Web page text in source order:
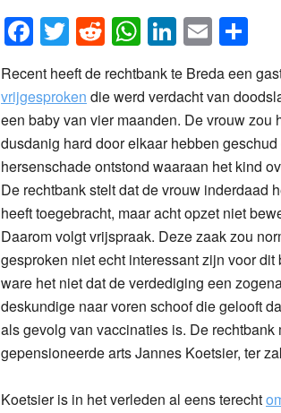
Facebook
Twitter
Reddit
WhatsApp
LinkedIn
Email
Recent heeft de rechtbank te Breda een
vrijgesproken die werd verdacht van
een baby van vier maanden. De vrouw zou
dusdanig hard door elkaar hebben geschud
hersenschade ontstond waaraan het kind
De rechtbank stelt dat de vrouw inderdaad
heeft toegebracht, maar acht opzet niet
Daarom volgt vrijspraak. Deze zaak zou
gesproken niet echt interessant zijn voor dit
ware het niet dat de verdediging een
deskundige naar voren schoof die gelooft
als gevolg van vaccinaties is. De
gepensioneerde arts Jannes Koetsier, ter
Koetsier is in het verleden al eens terecht